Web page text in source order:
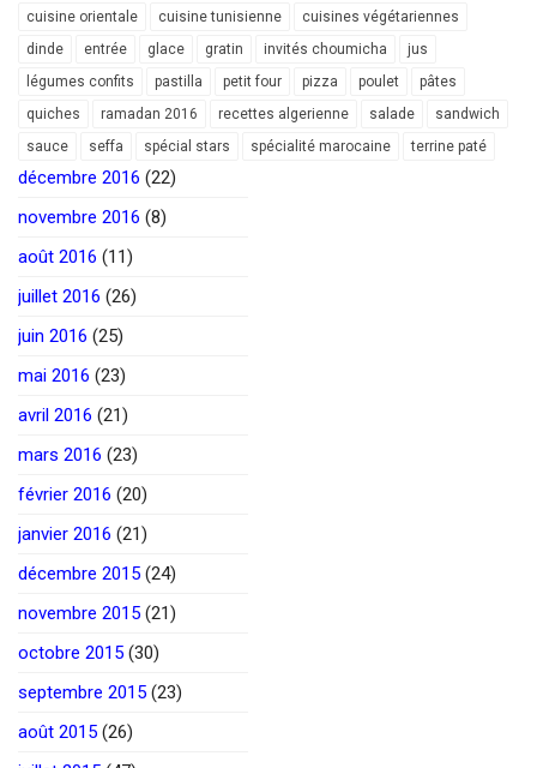
cuisine orientale cuisine tunisienne
cuisines végétariennes
dinde
entrée glace gratin invités choumicha
jus
légumes confits
pastilla petit four pizza poulet
pâtes
quiches
ramadan 2016 recettes algerienne salade
sandwich
sauce
seffa spécial stars spécialité marocaine terrine paté
décembre 2016 (22)
novembre 2016 (8)
août 2016 (11)
juillet 2016 (26)
juin 2016 (25)
mai 2016 (23)
avril 2016 (21)
mars 2016 (23)
février 2016 (20)
janvier 2016 (21)
décembre 2015 (24)
novembre 2015 (21)
octobre 2015 (30)
septembre 2015 (23)
août 2015 (26)